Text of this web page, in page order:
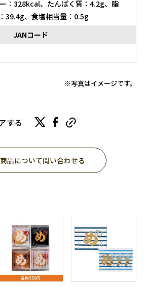
：328kcal、たんぱく質：4.2g、脂
39.4g、食塩相当量：0.5g
JANコード
※写真はイメージです。
する
品について問い合わせる